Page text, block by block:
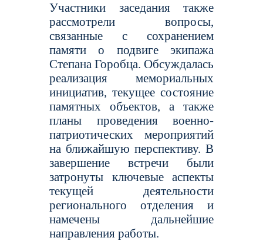
Участники заседания также
рассмотрели вопросы,
связанные с сохранением
памяти о подвиге экипажа
Степана Горобца. Обсуждалась
реализация мемориальных
инициатив, текущее состояние
памятных объектов, а также
планы проведения военно-
патриотических мероприятий
на ближайшую перспективу. В
завершение встречи были
затронуты ключевые аспекты
текущей деятельности
регионального отделения и
намечены дальнейшие
направления работы.